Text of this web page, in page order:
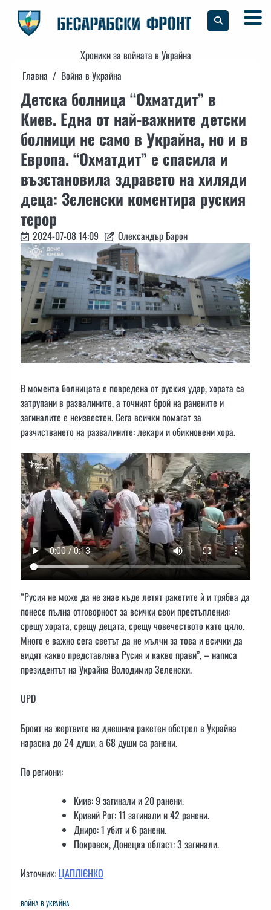
content
Хроники за войната в Украйна
Главна
Война в Украйна
Детска болница “Охматдит” в
Киев. Една от най-важните детски
болници не само в Украйна, но и в
Европа. “Охматдит” е спасила и
възстановила здравето на хиляди
деца: Зеленски коментира руския
терор
2024-07-08 14:09 Олександър Барон
В момента болницата е повредена от руския удар, хората са
затрупани в развалините, а точният брой на ранените и
загиналите е неизвестен. Сега всички помагат за
разчистването на развалините: лекари и обикновени хора.
“Русия не може да не знае къде летят ракетите ѝ и трябва да
понесе пълна отговорност за всички свои престъпления:
срещу хората, срещу децата, срещу човечеството като цяло.
Много е важно сега светът да не мълчи за това и всички да
видят какво представлява Русия и какво прави”, – написа
президентът на Украйна Володимир Зеленски.
UPD
Броят на жертвите на днешния ракетен обстрел в Украйна
нарасна до 24 души, а 68 души са ранени.
По региони:
Киив: 9 загинали и 20 ранени.
Кривий Рог: 11 загинали и 42 ранени.
Дниро: 1 убит и 6 ранени.
Покровск, Донецка област: 3 загинали.
Източник: ЦАПЛІЄНКО
ВОЙНА В УКРАЙНА